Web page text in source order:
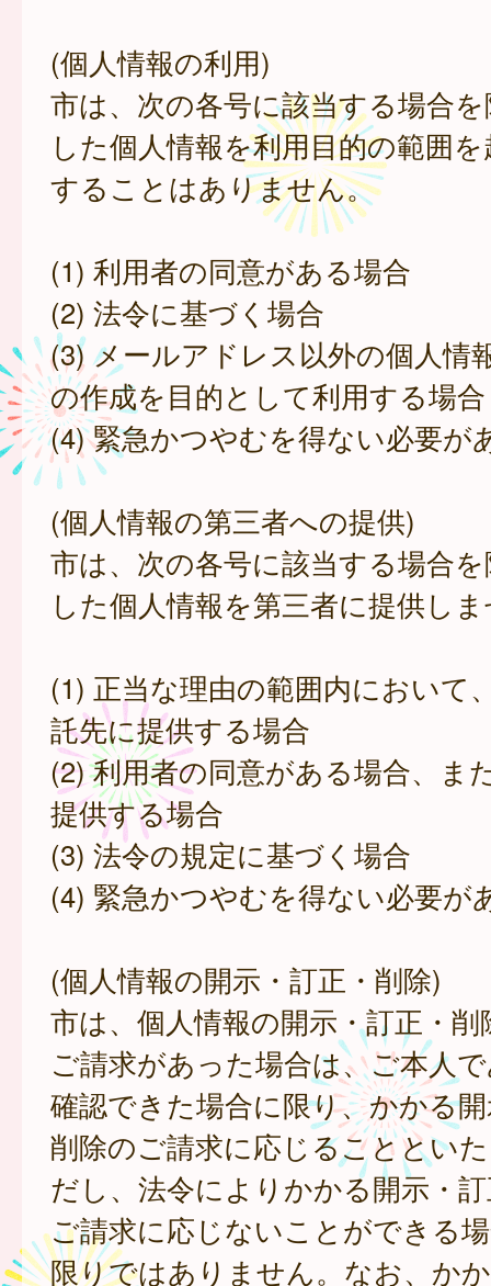
(個人情報の利用)
市は、次の各号に該当する場合
した個人情報を利用目的の範囲
することはありません。
(1) 利用者の同意がある場合
(2) 法令に基づく場合
(3) メールアドレス以外の個人情
の作成を目的として利用する場合
(4) 緊急かつやむを得ない必要が
(個人情報の第三者への提供)
市は、次の各号に該当する場合
した個人情報を第三者に提供し
(1) 正当な理由の範囲内において
託先に提供する場合
(2) 利用者の同意がある場合、ま
提供する場合
(3) 法令の規定に基づく場合
(4) 緊急かつやむを得ない必要が
(個人情報の開示・訂正・削除)
市は、個人情報の開示・訂正・
ご請求があった場合は、ご本人
確認できた場合に限り、かかる
削除のご請求に応じることとい
だし、法令によりかかる開示・
ご請求に応じないことができる
限りではありません。なお、か